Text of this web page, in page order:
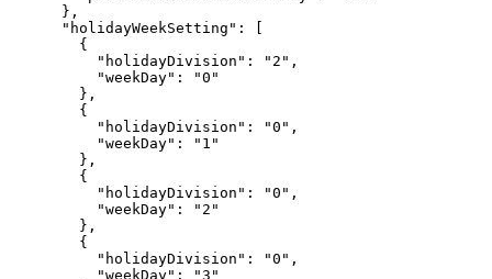
},
"holidayWeekSetting" : [
{
"holidayDivision" : " 2 " ,
"weekDay" : "0 "
},
{
"holidayDivision" : "0 " ,
"weekDay" : " 1 "
},
{
"holidayDivision" : "0 " ,
"weekDay" : " 2 "
},
{
"holidayDivision" : "0 " ,
"weekDay" : "3 "